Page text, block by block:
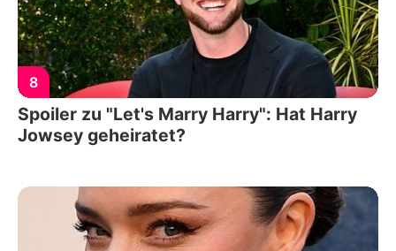
8
Spoiler zu "Let's Marry Harry": Hat Harry
Jowsey geheiratet?